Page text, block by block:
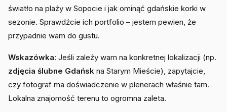
światło na plaży w Sopocie i jak ominąć gdańskie korki w
sezonie. Sprawdźcie ich portfolio – jestem pewien, że
przypadnie wam do gustu.
Wskazówka: Jeśli zależy wam na konkretnej lokalizacji (np.
zdjęcia ślubne Gdańsk na Starym Mieście), zapytajcie,
czy fotograf ma doświadczenie w plenerach właśnie tam.
Lokalna znajomość terenu to ogromna zaleta.